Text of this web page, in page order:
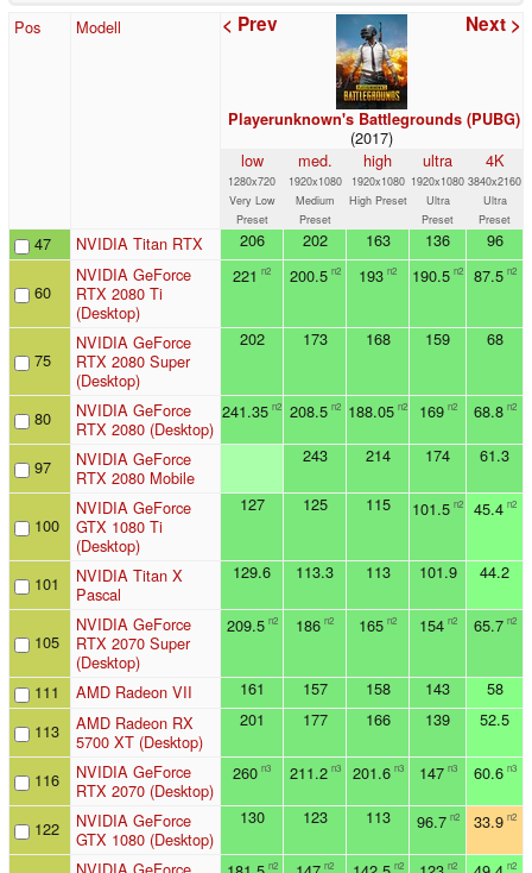
Pos Modell < Prev Next >
Playerunknown's Battlegrounds (PUBG)
(2017)
low
1280x720
Very Low
Preset
med.
1920x1080
Medium
Preset
high
1920x1080
High Preset
ultra
1920x1080
Ultra
Preset
4K
3840x2160
Ultra
Preset
47 NVIDIA Titan RTX 206 202 163 136 96
60
NVIDIA GeForce
RTX 2080 Ti
(Desktop)
221 n2 200.5 n2 193 n2 190.5 n2 87.5 n2
75
NVIDIA GeForce
RTX 2080 Super
(Desktop)
202 173 168 159 68
80
NVIDIA GeForce
RTX 2080 (Desktop)
241.35 n2 208.5 n2 188.05 n2 169 n2 68.8 n2
97
NVIDIA GeForce
RTX 2080 Mobile
243 214 174 61.3
100
NVIDIA GeForce
GTX 1080 Ti
(Desktop)
127 125 115 101.5 n2 45.4 n2
101
NVIDIA Titan X
Pascal
129.6 113.3 113 101.9 44.2
105
NVIDIA GeForce
RTX 2070 Super
(Desktop)
209.5 n2 186 n2 165 n2 154 n2 65.7 n2
111 AMD Radeon VII 161 157 158 143
58
113
AMD Radeon RX
5700 XT (Desktop)
201 177 166 139 52.5
116
NVIDIA GeForce
RTX 2070 (Desktop)
260 n3 211.2 n3 201.6 n3 147 n3 60.6 n3
122
NVIDIA GeForce
GTX 1080 (Desktop)
130 123 113 96.7 n2 33.9 n2
n2 n2 n2 n2 n2